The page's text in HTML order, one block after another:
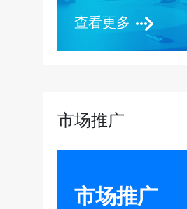
查看更多
市场推广
市场推广